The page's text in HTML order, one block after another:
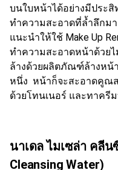
บนใบหน้าได้อย่างมีประสิ
ทำความสะอาดที่ล้ำลึกม
แนะนำให้ใช้ Make Up
ทำความสะอาดหน้าด้วยไ
ล้างด้วยผลิตภัณฑ์ล้างหน้
หนึ่ง หน้าก็จะสะอาดคูณส
ด้วยโทนเนอร์ และทาครี
นาเดล ไมเซล่า คลีน
Cleansing Water)